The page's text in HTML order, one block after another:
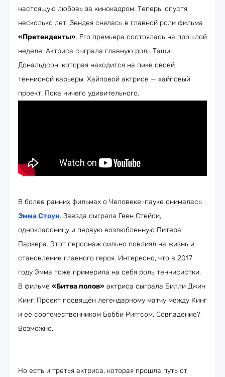
настоящую любовь за кинокадром. Теперь, спустя
несколько лет, Зендея снялась в главной роли фильма
«Претенденты». Его премьера состоялась на прошлой
неделе. Актриса сыграла главную роль Таши
Дональдсон, которая находится на пике своей
теннисной карьеры. Хайповой актрисе — хайповый
проект. Пока ничего удивительного.
В более ранних фильмах о Человеке-пауке снималась
Эмма Стоун. Звезда сыграла Гвен Стейси,
одноклассницу и первую возлюбленную Питера
Паркера. Этот персонаж сильно повлиял на жизнь и
становление главного героя. Интересно, что в 2017
году Эмма тоже примерила на себя роль теннисистки.
В фильме «Битва полов» актриса сыграла Билли Джин
Кинг. Проект посвящён легендарному матчу между Кинг
и её соотечественником Бобби Риггсом. Совпадение?
Возможно.
Но есть и третья актриса, которая прошла путь от